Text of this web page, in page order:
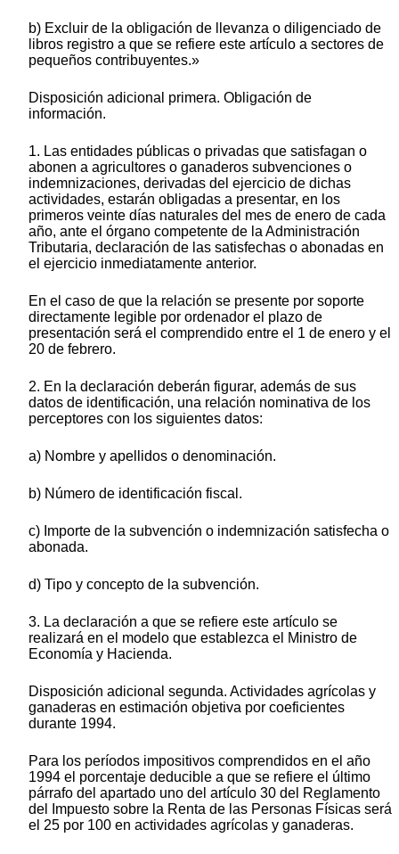
b) Excluir de la obligación de llevanza o diligenciado de
libros registro a que se refiere este artículo a sectores de
pequeños contribuyentes.»
Disposición adicional primera. Obligación de
información.
1. Las entidades públicas o privadas que satisfagan o
abonen a agricultores o ganaderos subvenciones o
indemnizaciones, derivadas del ejercicio de dichas
actividades, estarán obligadas a presentar, en los
primeros veinte días naturales del mes de enero de cada
año, ante el órgano competente de la Administración
Tributaria, declaración de las satisfechas o abonadas en
el ejercicio inmediatamente anterior.
En el caso de que la relación se presente por soporte
directamente legible por ordenador el plazo de
presentación será el comprendido entre el 1 de enero y el
20 de febrero.
2. En la declaración deberán figurar, además de sus
datos de identificación, una relación nominativa de los
perceptores con los siguientes datos:
a) Nombre y apellidos o denominación.
b) Número de identificación fiscal.
c) Importe de la subvención o indemnización satisfecha o
abonada.
d) Tipo y concepto de la subvención.
3. La declaración a que se refiere este artículo se
realizará en el modelo que establezca el Ministro de
Economía y Hacienda.
Disposición adicional segunda. Actividades agrícolas y
ganaderas en estimación objetiva por coeficientes
durante 1994.
Para los períodos impositivos comprendidos en el año
1994 el porcentaje deducible a que se refiere el último
párrafo del apartado uno del artículo 30 del Reglamento
del Impuesto sobre la Renta de las Personas Físicas será
el 25 por 100 en actividades agrícolas y ganaderas.